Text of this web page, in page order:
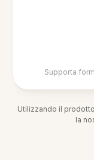
Supporta
Utilizzando il
la